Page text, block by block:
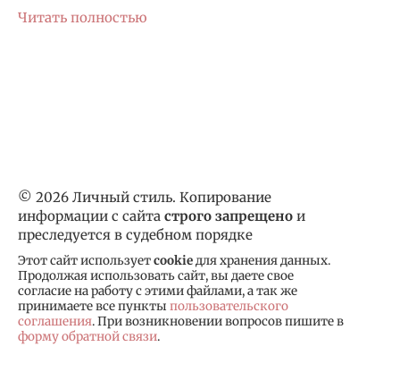
Читать полностью
© 2026 Личный стиль. Копирование
информации с сайта строго запрещено и
преследуется в судебном порядке
Этот сайт используетcookieдля хранения данных.
Продолжая использовать сайт, вы даете свое
согласие на работу с этими файлами, а так же
принимаете все пункты пользовательского
соглашения. При возникновении вопросов пишите в
форму обратной связи.